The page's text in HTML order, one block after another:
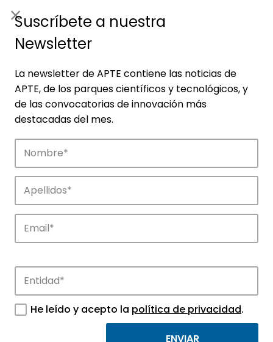
Empresas
Descubre las empresas que impulsan la
innovación en los parques de APTE.
Ingeniería Insitu, S.L.
INGENIERIA, CONSULTORIA Y ASESORIA
Suscríbete a nuestra
Newsletter
La newsletter de APTE contiene las noticias de
APTE, de los parques científicos y tecnológicos, y
de las convocatorias de innovación más
destacadas del mes.
He leído y acepto la política de privacidad.